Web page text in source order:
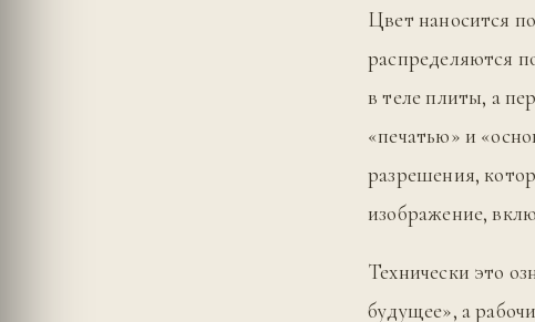
Цвет наносится
распределяются
в теле плиты, а
«печатью» и
разрешения,
изображение,
Технически это
будущее», а